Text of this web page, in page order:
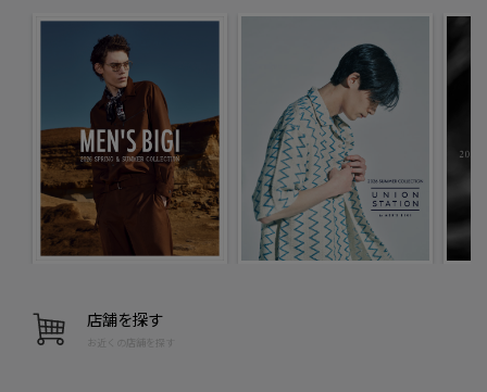
店舗を探す
お近くの店舗を探す